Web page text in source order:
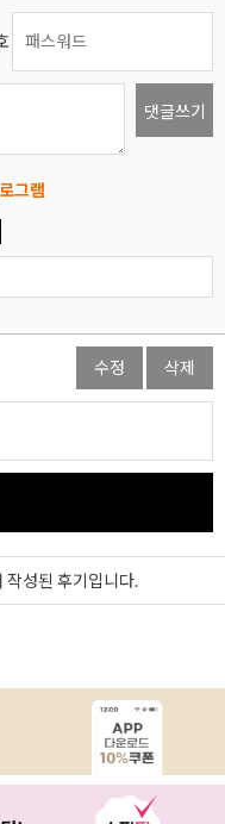
댓글쓰기
그램
수정 삭제
작성된 후기입니다.